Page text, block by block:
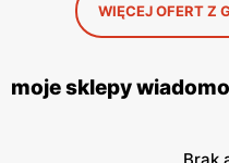
WIĘCEJ OFERT Z
moje sklepy